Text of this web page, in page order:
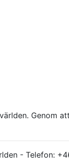
Genom
- Telefon: